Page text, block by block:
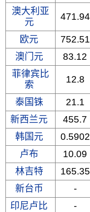
澳大利亚
元
471.94
欧元 752.51
澳门元
83.12
菲律宾比
索
12.8
泰国铢 21.1
新西兰元
455.7
韩国元
0.5902
卢布
10.09
林吉特
165.35
新台币
-
印尼卢比
-